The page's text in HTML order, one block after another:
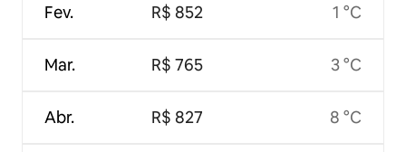
Fev.
Mar.
Abr.
R$ 852
R$ 765
R$ 827
1 °C
3 °C
8 °C